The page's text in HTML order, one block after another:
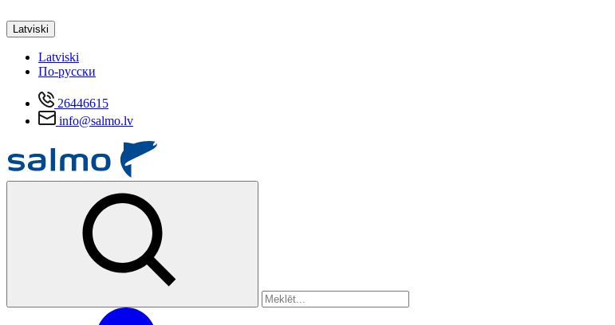
Latviski
Latviski
По-русски
26446615
info@salmo.lv